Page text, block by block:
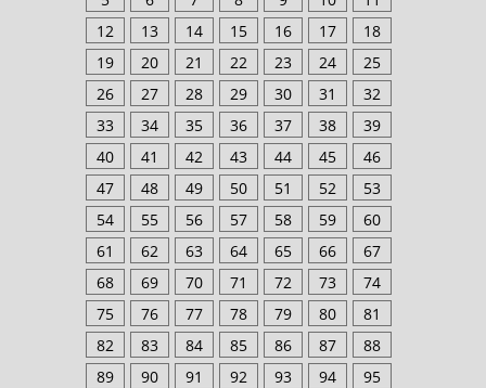
12
13 14 15 16 17
18
19
20 21 22 23 24
25
26
27 28 29 30 31
32
33
34 35 36 37 38
39
40
41 42 43 44 45
46
47
48 49 50 51 52
53
54
55 56 57 58 59
60
61
62 63 64 65 66
67
68
69 70 71 72 73
74
75
76 77 78 79 80
81
82
83 84 85 86 87
88
89
90 91 92 93 94
95